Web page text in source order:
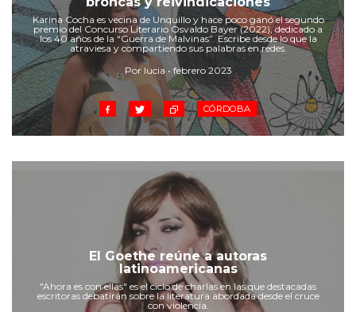
Cruz del Eje
Corredor de Ansenuza
La Carlota y zona
Laboulaye y sur
Bell Ville
Río Tercero
Despeñaderos
Karina Cocha es vecina de Unquillo y hace poco ganó el segundo
premio del Concurso Literario Osvaldo Bayer (2022), dedicado a
los 40 años de la “Guerra de Malvinas”. Escribe desde lo que la
atraviesa y compartiendo sus palabras en redes.
Por lucia • febrero 2023
CÓRDOBA
El Goethe reúne a autoras
latinoamericanas
"Ahora es con ellas" es el ciclo de charlas en las que destacadas
escritoras debatirán sobre la literatura abordada desde el cruce
con violencia.